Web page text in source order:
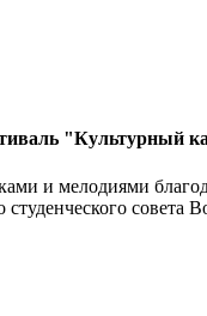
"Культурный
и мелодиями
совета